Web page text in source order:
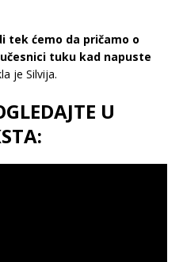
tek ćemo da pričamo o
tuku kad napuste
je Silvija.
U